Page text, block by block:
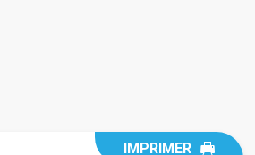
IMPRIMER